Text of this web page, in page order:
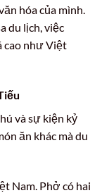
hóa của mình.
du lịch, việc
cao như Việt
và sự kiện kỷ
ăn khác mà du
Nam. Phở có hai